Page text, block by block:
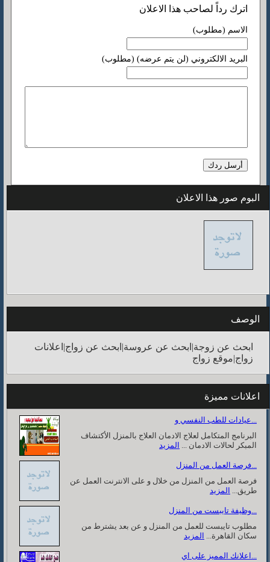
اترك رداً لصاحب هذا الاعلان
الاسم (مطلوب)
البريد الالكتروني (لن يتم عرضه) (مطلوب)
البوم صور هذا الاعلان
الوصف
ابحث عن زوجة|ابحث عن عروسة|ابحث عن زواج|اعلانات
زواج|موقع زواج
اعلانات مميزة
عيادات للطب النفسي و...
البرنامج المتكامل لعلاج الادمان العلاج بالمنزل الأكتشاف
المبكر لحالات الادمان ... المزيد
فرصة العمل من المنزل...
فرصة العمل من المنزل من خلال و على الانترنت العمل عن
طريق... المزيد
وظيفة تايبست من المنزل...
مطلوب تايبست للعمل من المنزل و عن بعد يشترط من
سكان القاهرة... المزيد
اعلانك المميز على اي...